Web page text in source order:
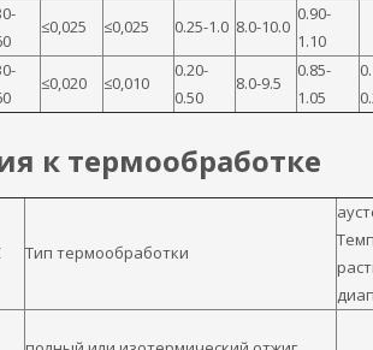
≤0,025 ≤0,025 0.25-1.0 8.0-10.0
0.90-
1.10
≤0,020 ≤0,010
0.20-
0.50
8.0-9.5
0.85-
1.05
к термообработке
Тип термообработки